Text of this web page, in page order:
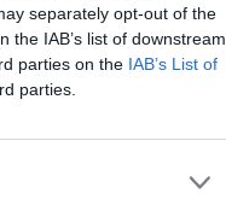
separately opt-out of the
IAB’s list of downstream
parties on the IAB’s List of
parties.
καλά και
πως